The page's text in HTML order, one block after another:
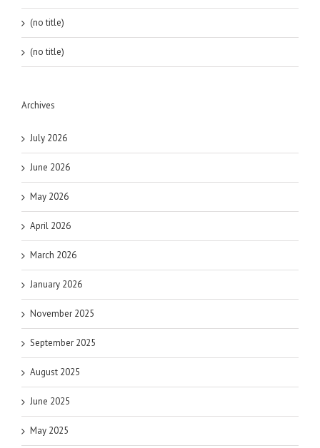
(no title)
(no title)
Archives
July 2026
June 2026
May 2026
April 2026
March 2026
January 2026
November 2025
September 2025
August 2025
June 2025
May 2025